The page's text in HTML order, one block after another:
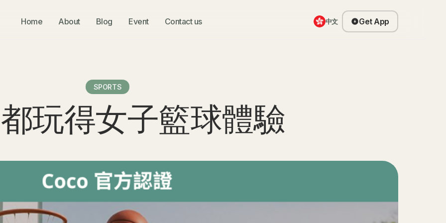
Home About Blog Event Contact us 中文 Get App
SPORTS
玩得女子籃球體驗